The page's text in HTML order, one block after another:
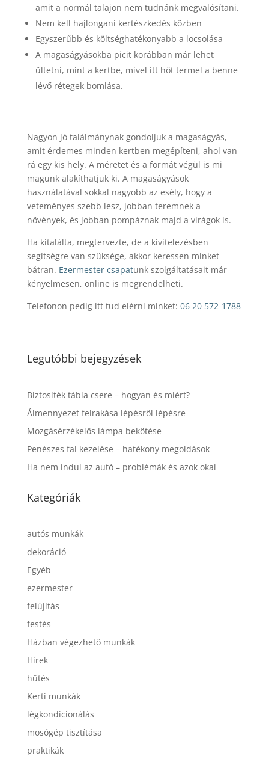
amit a normál talajon nem tudnánk megvalósítani.
Nem kell hajlongani kertészkedés közben
Egyszerűbb és költséghatékonyabb a locsolása
A magaságyásokba picit korábban már lehet
ültetni, mint a kertbe, mivel itt hőt termel a benne
lévő rétegek bomlása.
Nagyon jó találmánynak gondoljuk a magaságyás,
amit érdemes minden kertben megépíteni, ahol van
rá egy kis hely. A méretet és a formát végül is mi
magunk alakíthatjuk ki. A magaságyások
használatával sokkal nagyobb az esély, hogy a
veteményes szebb lesz, jobban teremnek a
növények, és jobban pompáznak majd a virágok is.
Ha kitalálta, megtervezte, de a kivitelezésben
segítségre van szüksége, akkor keressen minket
bátran. Ezermester csapatunk szolgáltatásait már
kényelmesen, online is megrendelheti.
Telefonon pedig itt tud elérni minket: 06 20 572-1788
Legutóbbi bejegyzések
Biztosíték tábla csere – hogyan és miért?
Álmennyezet felrakása lépésről lépésre
Mozgásérzékelős lámpa bekötése
Penészes fal kezelése – hatékony megoldások
Ha nem indul az autó – problémák és azok okai
Kategóriák
autós munkák
dekoráció
Egyéb
ezermester
felújítás
festés
Házban végezhető munkák
Hírek
hűtés
Kerti munkák
légkondicionálás
mosógép tisztítása
praktikák